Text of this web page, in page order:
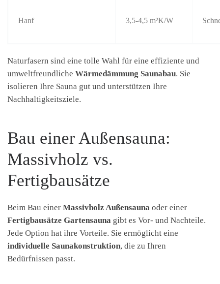
Hanf 3,5-4,5 m²K/W
Naturfasern sind eine tolle Wahl für eine effiziente und
umweltfreundliche Wärmedämmung Saunabau. Sie
isolieren Ihre Sauna gut und unterstützen Ihre
Nachhaltigkeitsziele.
Bau einer Außensauna:
Massivholz vs.
Fertigbausätze
Beim Bau einer Massivholz Außensauna oder einer
Fertigbausätze Gartensauna gibt es Vor- und Nachteile.
Jede Option hat ihre Vorteile. Sie ermöglicht eine
individuelle Saunakonstruktion, die zu Ihren
Bedürfnissen passt.